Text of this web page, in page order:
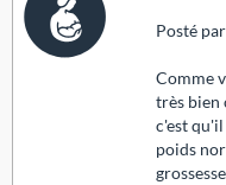
Posté par
Comme
très bien
c'est
poids